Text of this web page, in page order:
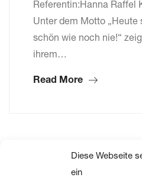
Diese Webseite
ein
Referentin:Hanna Raffel
Unter dem Motto „Heute
schön wie noch nie!“
ihrem…
Read More